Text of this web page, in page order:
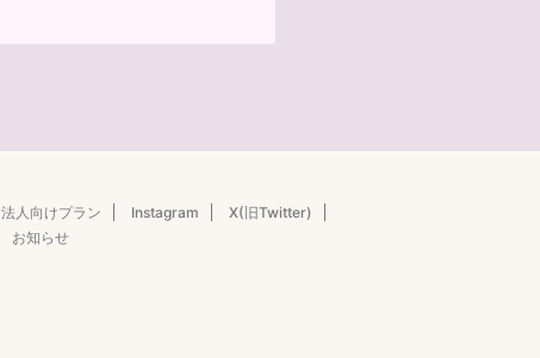
法人向けプラン Instagram
X(旧Twitter)
お知らせ